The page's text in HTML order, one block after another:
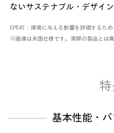
ないサステナブル・デザイン
EPEAT：環境に与える影響を評価するため
※画像は米国仕様です。実際の製品とは異
基本性能・